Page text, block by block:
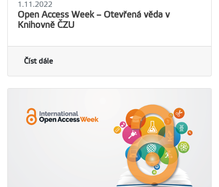
1.11.2022
Open Access Week – Otevřená věda v
Knihovně ČZU
Číst dále